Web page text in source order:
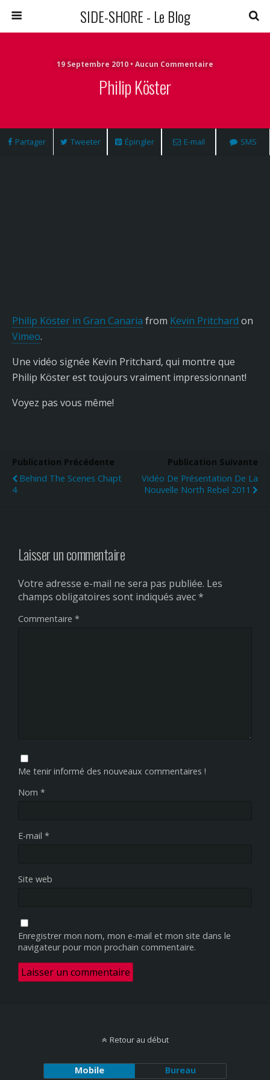
SIDE-SHORE - Le Blog
19 Septembre 2010 • Aucun Commentaire
Philip Köster
Partager Tweeter Épingler E-mail SMS
Philip Köster in Gran Canaria from Kevin Pritchard on
Vimeo.
Une vidéo signée Kevin Pritchard, qui montre que
Philip Köster est toujours vraiment impressionnant!
Voyez pas vous même!
Publication Précédente
Behind The Scenes Chapt
4
Publication Suivante
Vidéo De Présentation De La
Nouvelle North Rebel 2011
Laisser un commentaire
Votre adresse e-mail ne sera pas publiée. Les
champs obligatoires sont indiqués avec*
Commentaire *
Me tenir informé des nouveaux commentaires !
Nom *
E-mail *
Site web
Enregistrer mon nom, mon e-mail et mon site dans le
navigateur pour mon prochain commentaire.
Retour au début
Mobile Bureau